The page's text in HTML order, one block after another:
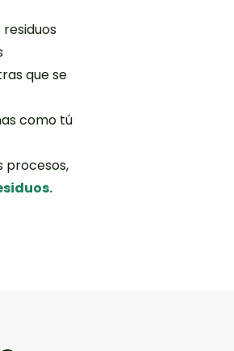
que se
como tú
procesos,